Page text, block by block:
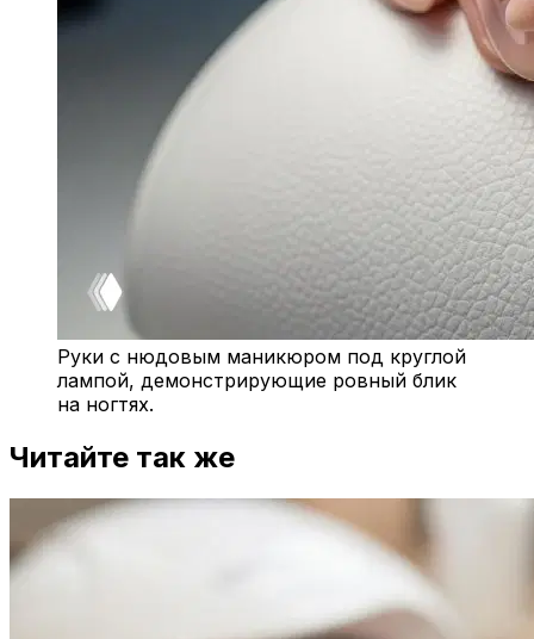
Руки с нюдовым маникюром под круглой
лампой, демонстрирующие ровный блик
на ногтях.
Читайте так же